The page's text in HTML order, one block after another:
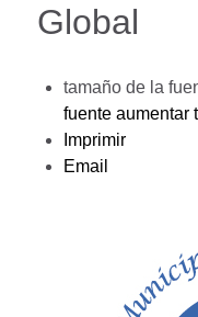
Global
tamaño de la
fuente aumentar
Imprimir
Email